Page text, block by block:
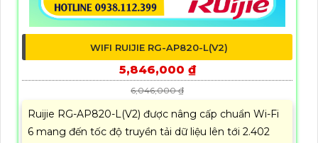
WIFI RUIJIE RG-AP820-L(V2)
5,846,000 ₫
6,046,000 ₫
Ruijie RG-AP820-L(V2) được nâng cấp chuẩn Wi-Fi
6 mang đến tốc độ truyền tải dữ liệu lên tới 2.402